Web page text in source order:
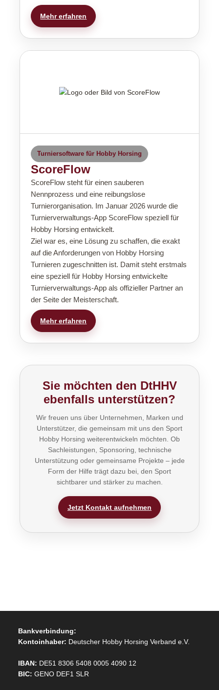
Mehr erfahren
Turniersoftware für Hobby Horsing
ScoreFlow
ScoreFlow steht für einen sauberen
Nennprozess und eine reibungslose
Turnierorganisation. Im Januar 2026 wurde die
Turnierverwaltungs-App ScoreFlow speziell für
Hobby Horsing entwickelt.
Ziel war es, eine Lösung zu schaffen, die exakt
auf die Anforderungen von Hobby Horsing
Turnieren zugeschnitten ist. Damit steht erstmals
eine speziell für Hobby Horsing entwickelte
Turnierverwaltungs-App als offizieller Partner an
der Seite der Meisterschaft.
Mehr erfahren
Sie möchten den DtHHV
ebenfalls unterstützen?
Wir freuen uns über Unternehmen, Marken und
Unterstützer, die gemeinsam mit uns den Sport
Hobby Horsing weiterentwickeln möchten. Ob
Sachleistungen, Sponsoring, technische
Unterstützung oder gemeinsame Projekte – jede
Form der Hilfe trägt dazu bei, den Sport
sichtbarer und stärker zu machen.
Jetzt Kontakt aufnehmen
Bankverbindung:
Kontoinhaber: Deutscher Hobby Horsing Verband e.V.
IBAN: DE51 8306 5408 0005 4090 12
BIC: GENO DEF1 SLR